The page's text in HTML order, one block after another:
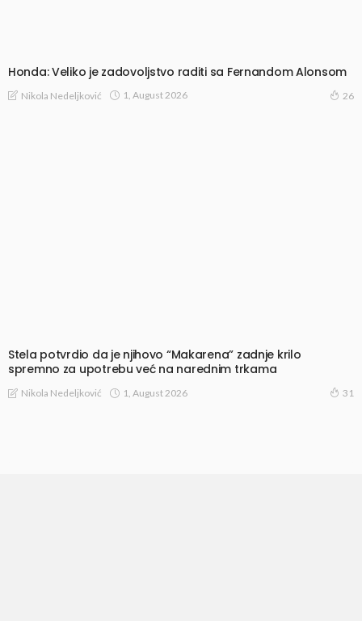
Honda: Veliko je zadovoljstvo raditi sa Fernandom Alonsom
Nikola Nedeljković 1, August 2026 26
Stela potvrdio da je njihovo “Makarena” zadnje krilo
spremno za upotrebu već na narednim trkama
Nikola Nedeljković 1, August 2026 31